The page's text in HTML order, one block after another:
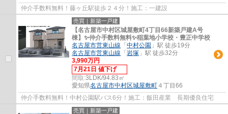
仲介手数料無料！藤ヶ丘駅徒歩２４分！施工：一建設
売買｜新築一戸建
【名古屋市中村区城屋敷町4丁目66新築戸建A号
棟】✨️仲介手数料無料✨️稲葉地小学校・豊正中学校
名古屋市営東山線 「 中村公園 」駅 徒歩19分
名古屋市営東山線 「 岩塚 」駅 徒歩32分
3,990万円
7月21日 値下げ
間取:3LDK/94.83㎡
愛知県名古屋市中村区城屋敷町 ４丁目66
仲介手数料無料！中村公園駅バス6分！施工：飯田産業 長期優良住宅
売買｜新築一戸建